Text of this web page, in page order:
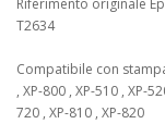
Riferimento originale
T2634
Compatibile con
, XP-800 , XP-510 , XP-
720 , XP-810 , XP-820